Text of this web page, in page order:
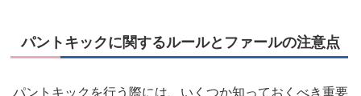
パントキックに関するルールとファールの注意点
パントキックを行う際には、いくつか知っておくべき重要